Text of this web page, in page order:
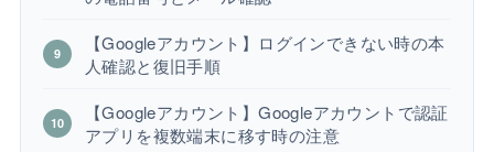
【Googleアカウント】ログインできない時の本
人確認と復旧手順
【Googleアカウント】Googleアカウントで認証
アプリを複数端末に移す時の注意